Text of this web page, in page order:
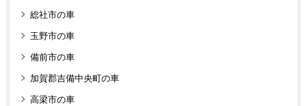
総社市の車
玉野市の車
備前市の車
加賀郡吉備中央町の車
高梁市の車